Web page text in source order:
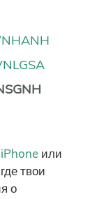
iPhone или
твои
о